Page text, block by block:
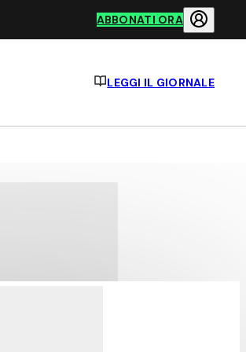
ABBONATI ORA
LEGGI IL GIORNALE